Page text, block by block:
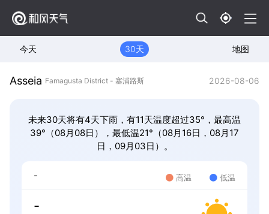
今天 30天 地图
Asseia Famagusta District - 塞浦路斯 2026-08-06
未来30天将有4天下雨，有11天温度超过35°，最高温
39°（08月08日），最低温21°（08月16日，08月17
日，09月03日）。
- 高温 低温
-